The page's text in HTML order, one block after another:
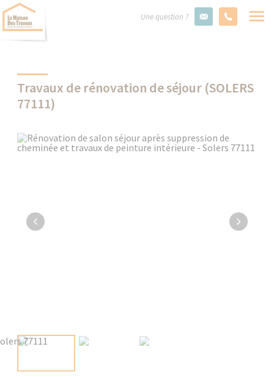
Une question ?
Travaux de rénovation de séjour (SOLERS
77111)